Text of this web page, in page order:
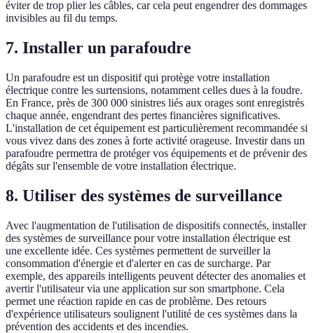
éviter de trop plier les câbles, car cela peut engendrer des dommages
invisibles au fil du temps.
7. Installer un parafoudre
Un parafoudre est un dispositif qui protège votre installation
électrique contre les surtensions, notamment celles dues à la foudre.
En France, près de 300 000 sinistres liés aux orages sont enregistrés
chaque année, engendrant des pertes financières significatives.
L'installation de cet équipement est particulièrement recommandée si
vous vivez dans des zones à forte activité orageuse. Investir dans un
parafoudre permettra de protéger vos équipements et de prévenir des
dégâts sur l'ensemble de votre installation électrique.
8. Utiliser des systèmes de surveillance
Avec l'augmentation de l'utilisation de dispositifs connectés, installer
des systèmes de surveillance pour votre installation électrique est
une excellente idée. Ces systèmes permettent de surveiller la
consommation d'énergie et d'alerter en cas de surcharge. Par
exemple, des appareils intelligents peuvent détecter des anomalies et
avertir l'utilisateur via une application sur son smartphone. Cela
permet une réaction rapide en cas de problème. Des retours
d'expérience utilisateurs soulignent l'utilité de ces systèmes dans la
prévention des accidents et des incendies.